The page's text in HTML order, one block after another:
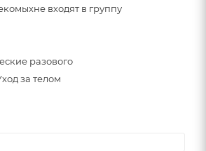
не входят в группу
разового
за телом